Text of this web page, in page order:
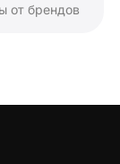
от брендов